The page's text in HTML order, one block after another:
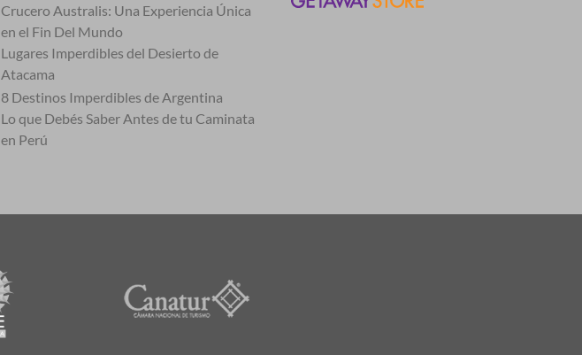
Crucero Australis: Una Experiencia Única
en el Fin Del Mundo
Lugares Imperdibles del Desierto de
Atacama
8 Destinos Imperdibles de Argentina
Lo que Debés Saber Antes de tu Caminata
en Perú